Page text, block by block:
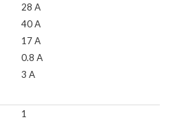
28 A
40 A
17 A
0.8 A
3 A
1